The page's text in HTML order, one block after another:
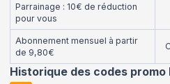
Parrainage : 10€ de réduction
pour vous
Abonnement mensuel à partir
de 9,80€
Historique des codes promo